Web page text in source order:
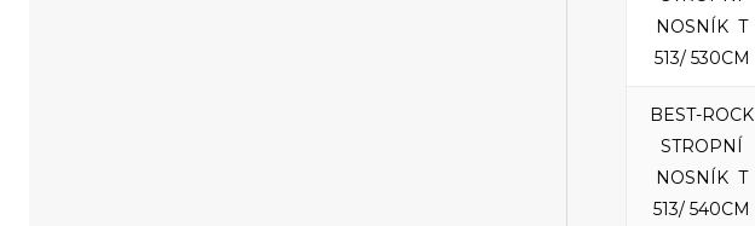
NOSNÍK T
513/ 530CM
BEST-ROCK
STROPNÍ
NOSNÍK T
513/ 540CM